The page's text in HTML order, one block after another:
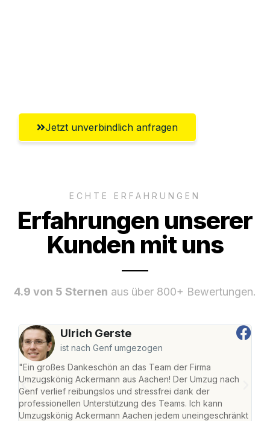
Jetzt unverbindlich anfragen
ECHTE ERFAHRUNGEN
Erfahrungen unserer
Kunden mit uns
4.9 von 5 Sternen aus über 800+ Bewertungen.
Ulrich Gerste
ist nach Genf umgezogen
"Ein großes Dankeschön an das Team der Firma
Umzugskönig Ackermann aus Aachen! Der Umzug nach
Genf verlief reibungslos und stressfrei dank der
professionellen Unterstützung des Teams. Ich kann
Umzugskönig Ackermann Aachen jedem uneingeschränkt